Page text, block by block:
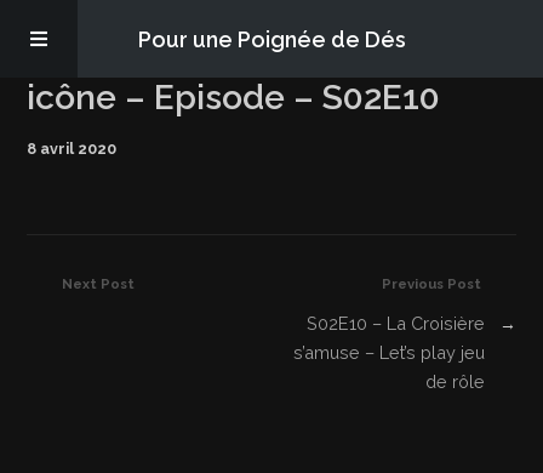
Pour une Poignée de Dés
Les épisodes
icône – Episode – S02E10
8 avril 2020
Previous Post
S02E10 – La Croisière
s’amuse – Let’s play jeu
de rôle
→
Next Post